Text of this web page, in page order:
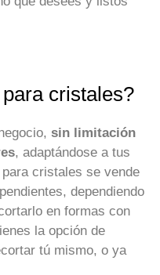
cristales?
sin limitación
, adaptándose a tus
cristales se vende
dependiendo
en formas con
la opción de
tú mismo, o ya